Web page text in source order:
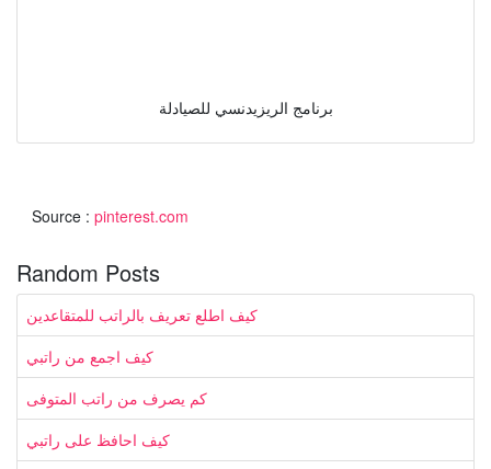
برنامج الريزيدنسي للصيادلة
Source : pinterest.com
Random Posts
كيف اطلع تعريف بالراتب للمتقاعدين
كيف اجمع من راتبي
كم يصرف من راتب المتوفى
كيف احافظ على راتبي